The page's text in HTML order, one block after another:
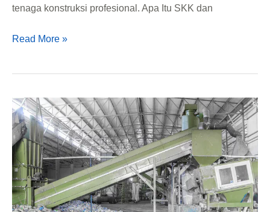
tenaga konstruksi profesional. Apa Itu SKK dan
Read More »
SKK
Konstruksi
Bangunan
Persampahan
dan
Proses
Pengurusannya